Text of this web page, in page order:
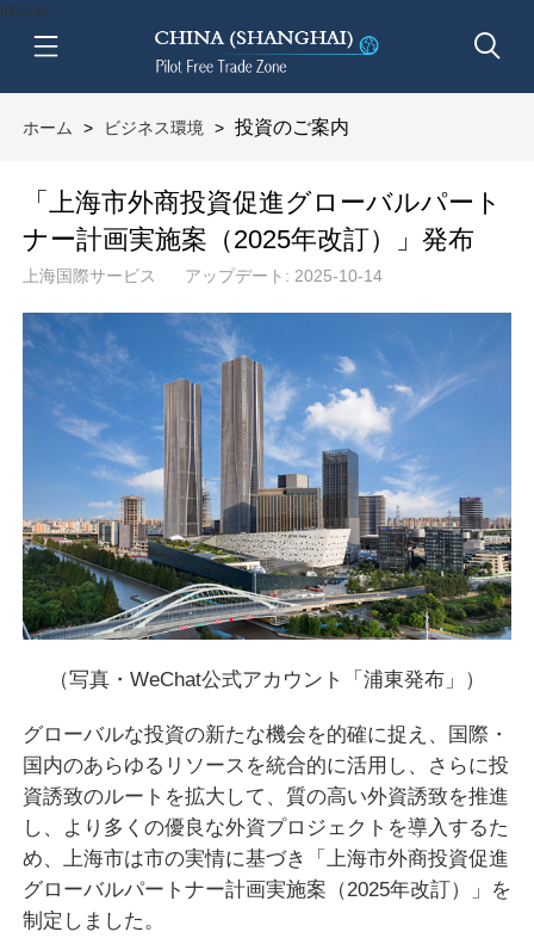
btn-nav
ホーム > ビジネス環境 > 投資のご案内
「上海市外商投資促進グローバルパート
ナー計画実施案（2025年改訂）」発布
上海国際サービス アップデート: 2025-10-14
（写真・WeChat公式アカウント「浦東発布」）
グローバルな投資の新たな機会を的確に捉え、国際・
国内のあらゆるリソースを統合的に活用し、さらに投
資誘致のルートを拡大して、質の高い外資誘致を推進
し、より多くの優良な外資プロジェクトを導入するた
め、上海市は市の実情に基づき「上海市外商投資促進
グローバルパートナー計画実施案（2025年改訂）」を
制定しました。